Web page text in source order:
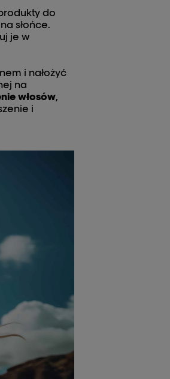
do
słońce.
je w
i nałożyć
na
włosów,
i